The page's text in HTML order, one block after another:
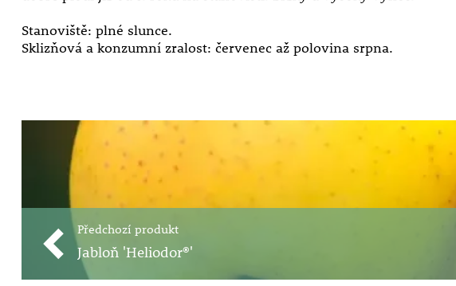
Stanoviště: plné slunce.
Sklizňová a konzumní zralost: červenec až polovina srpna.
Předchozí produkt
Jabloň 'Heliodor®'